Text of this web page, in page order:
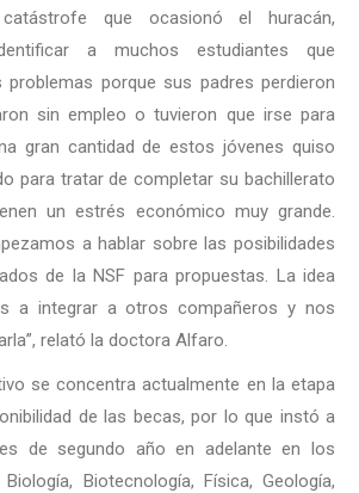
que ocasionó el huracán,
a muchos estudiantes que
problemas porque sus padres perdieron
sin empleo o tuvieron que irse para
gran cantidad de estos jóvenes quiso
para tratar de completar su bachillerato
un estrés económico muy grande.
a hablar sobre las posibilidades
de la NSF para propuestas. La idea
a integrar a otros compañeros y nos
relató la doctora Alfaro.
se concentra actualmente en la etapa
de las becas, por lo que instó a
de segundo año en adelante en los
Biotecnología, Física, Geología,